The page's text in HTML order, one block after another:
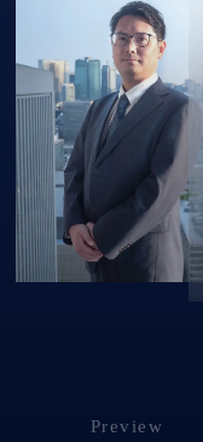
Preview